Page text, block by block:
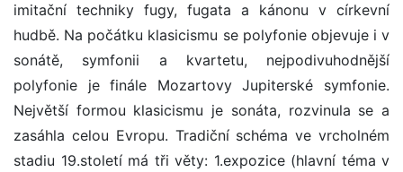
imitační techniky fugy, fugata a kánonu v církevní
hudbě. Na počátku klasicismu se polyfonie objevuje i v
sonátě, symfonii a kvartetu, nejpodivuhodnější
polyfonie je finále Mozartovy Jupiterské symfonie.
Největší formou klasicismu je sonáta, rozvinula se a
zasáhla celou Evropu. Tradiční schéma ve vrcholném
stadiu 19.století má tři věty: 1.expozice (hlavní téma v